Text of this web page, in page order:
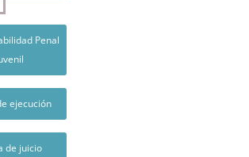
Penal
ejecución
de juicio